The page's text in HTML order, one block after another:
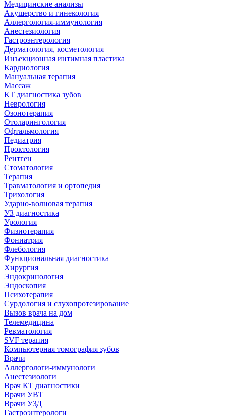
Медицинские анализы
Акушерство и гинекология
Аллергология-иммунология
Анестезиология
Гастроэнтерология
Дерматология, косметология
Инъекционная интимная пластика
Кардиология
Мануальная терапия
Массаж
КТ диагностика зубов
Неврология
Озонотерапия
Отоларингология
Офтальмология
Педиатрия
Проктология
Рентген
Стоматология
Терапия
Травматология и ортопедия
Трихология
Ударно-волновая терапия
УЗ диагностика
Урология
Физиотерапия
Фониатрия
Флебология
Функциональная диагностика
Хирургия
Эндокринология
Эндоскопия
Психотерапия
Сурдология и слухопротезирование
Вызов врача на дом
Телемедицина
Ревматология
SVF терапия
Компьютерная томография зубов
Врачи
Аллергологи-иммунологи
Анестезиологи
Врач КТ диагностики
Врачи УВТ
Врачи УЗД
Гастроэнтерологи